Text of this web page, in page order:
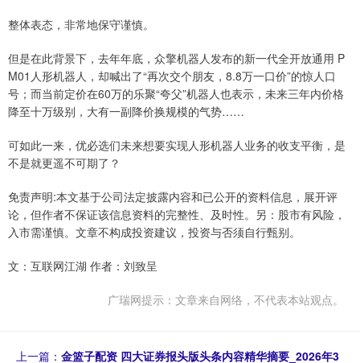
整体表态，非常地保守谨慎。
但是在此背景下，去年年底，众擎机器人发布的新一代全开放通用 P
M01人形机器人，却喊出了“再次交个朋友，8.8万一口价”的惊人口
号；而当前定价在60万的乐聚“夸父”机器人也表示，未来三年内价格
降至十万级别，大有一副降价换规模的气势……
可如此一来，优必选们未来想要实现人形机器人业务的收支平衡，是
不是就更遥不可期了？
免责声明:本文基于公司法定披露内容和已公开的资料信息，展开评
论，但作者不保证该信息资料的完整性、及时性。另：股市有风险，
入市需谨慎。文章不构成投资建议，投资与否须自行甄别。
文：互联网江湖 作者：刘致呈
广瑞网提示：文章来自网络，不代表本站观点。
上一篇： 金篮子配资 四大证券报头版头条内容精华摘要_2026年3